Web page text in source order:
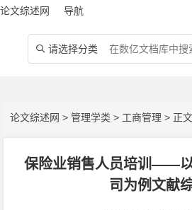
论文综述网 导航
 请选择分类
论文综述网 >管理学类 > 工商管理 > 正文
保险业销售人员培训——
司为例文献